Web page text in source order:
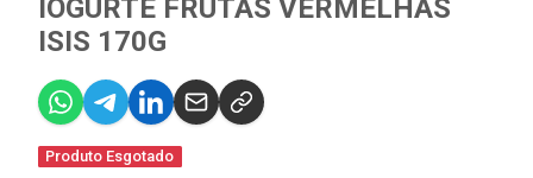
IOGURTE FRUTAS VERMELHAS
ISIS 170G
Produto Esgotado